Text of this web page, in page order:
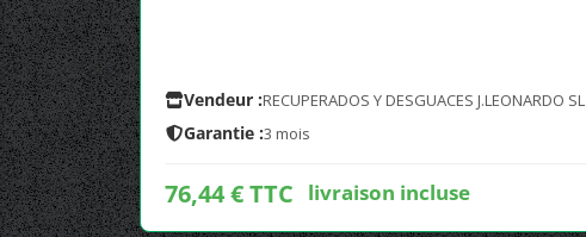
Vendeur :RECUPERADOS Y DESGUACES J.LEONARDO SL
Garantie :3 mois
76,44 € TTC livraison incluse